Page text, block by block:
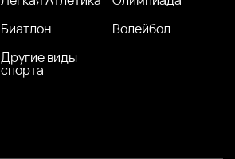
Биатлон
Волейбол
Другие виды
спорта